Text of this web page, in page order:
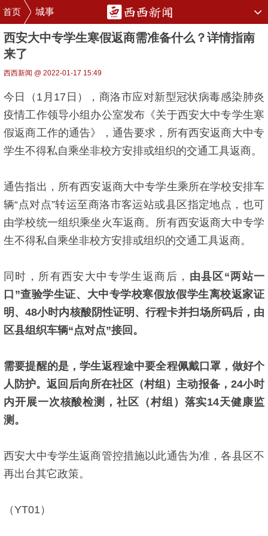
首页 城事
西安大中专学生寒假返商需准备什么？详情指南
来了
西西新闻 @ 2022-01-17 15:49
今日（1月17日），商洛市应对新型冠状病毒感染肺炎
疫情工作领导小组办公室发布《关于西安大中专学生寒
假返商工作的通告》，通告要求，所有西安返商大中专
学生不得私自乘坐非校方安排或组织的交通工具返商。
通告指出，所有西安返商大中专学生乘所在学校安排车
辆“点对点”转运至商洛市客运站或县区指定地点，也可
由学校统一组织乘坐火车返商。所有西安返商大中专学
生不得私自乘坐非校方安排或组织的交通工具返商。
同时，所有西安大中专学生返商后， 由县区“两站一
口”查验学生证、大中专学校寒假放假学生离校返家证
明、48小时内核酸阴性证明、行程卡并扫场所码后，由
区县组织车辆“点对点”接回。
需要提醒的是，学生返程途中要全程佩戴口罩，做好个
人防护。返回后向所在社区（村组）主动报备，24小时
内开展一次核酸检测，社区（村组）落实14天健康监
测。
西安大中专学生返商管控措施以此通告为准，各县区不
再出台其它政策。
（YT01）